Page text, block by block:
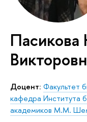
Пасикова
Доцент: Факультет
кафедра Института
академиков М.М.